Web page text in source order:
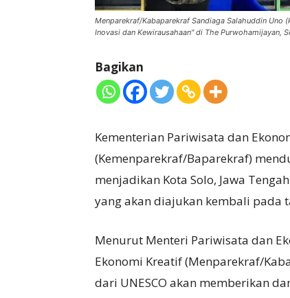
Menparekraf/Kabaparekraf Sandiaga Salahuddin Uno
Inovasi dan Kewirausahaan" di The Purwohamijayan,
Bagikan
Kementerian Pariwisata dan
(Kemenparekraf/Baparekraf)
menjadikan Kota Solo, Jawa
yang akan diajukan kembali pada
Menurut Menteri Pariwisata dan
Ekonomi Kreatif (Menparekraf/
dari UNESCO akan memberikan